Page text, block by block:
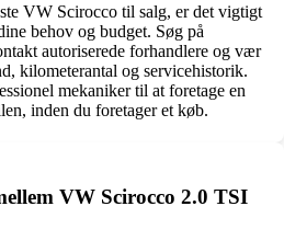
VW Scirocco til salg, er det vigtigt
behov og budget. Søg på
autoriserede forhandlere og vær
kilometerantal og servicehistorik.
mekaniker til at foretage en
inden du foretager et køb.
VW Scirocco 2.0 TSI